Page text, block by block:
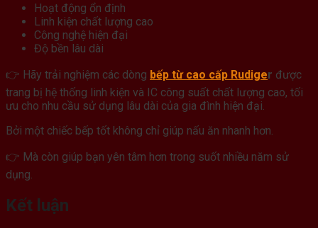
Hoạt động ổn định
Linh kiện chất lượng cao
Công nghệ hiện đại
Độ bền lâu dài
👉 Hãy trải nghiệm các dòng bếp từ cao cấp Rudiger được
trang bị hệ thống linh kiện và IC công suất chất lượng cao, tối
ưu cho nhu cầu sử dụng lâu dài của gia đình hiện đại.
Bởi một chiếc bếp tốt không chỉ giúp nấu ăn nhanh hơn.
👉 Mà còn giúp bạn yên tâm hơn trong suốt nhiều năm sử
dụng.
Kết luận